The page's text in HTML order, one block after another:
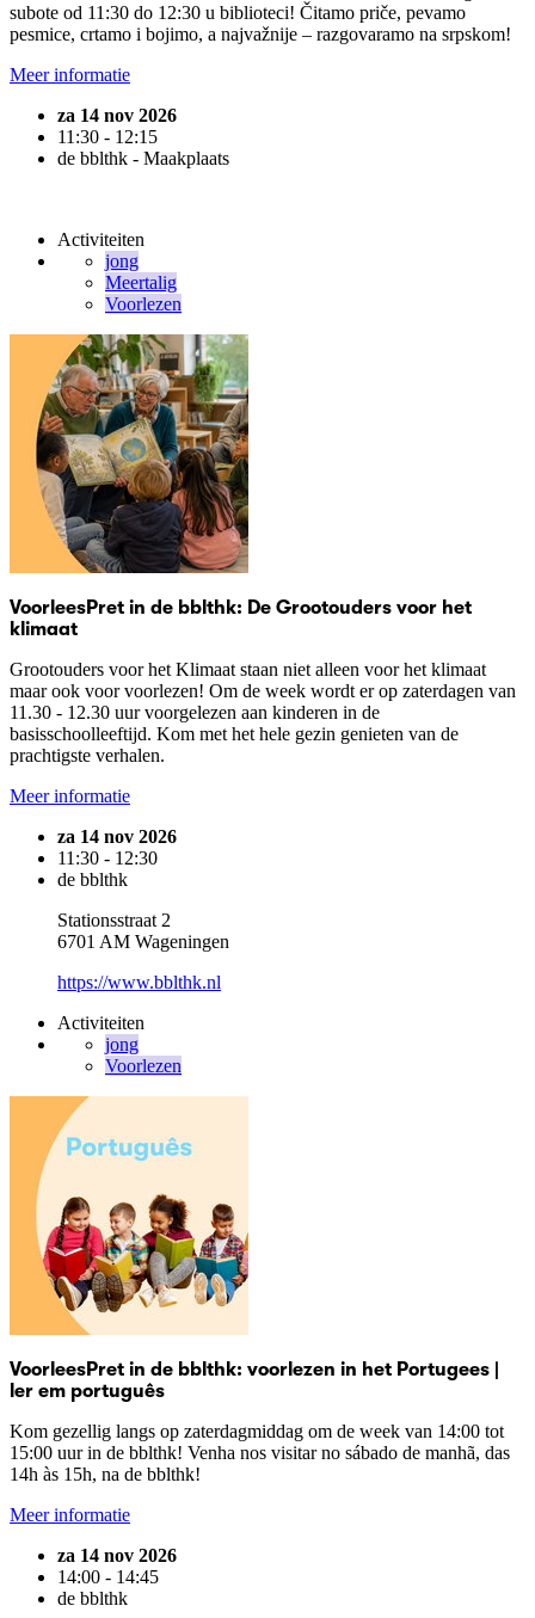
subote od 11:30 do 12:30 u biblioteci! Čitamo priče, pevamo
pesmice, crtamo i bojimo, a najvažnije – razgovaramo na srpskom!
Meer informatie
za 14 nov 2026
11:30 - 12:15
de bblthk - Maakplaats
Activiteiten
jong
Meertalig
Voorlezen
VoorleesPret in de bblthk: De Grootouders voor het
klimaat
Grootouders voor het Klimaat staan niet alleen voor het klimaat
maar ook voor voorlezen! Om de week wordt er op zaterdagen van
11.30 - 12.30 uur voorgelezen aan kinderen in de
basisschoolleeftijd. Kom met het hele gezin genieten van de
prachtigste verhalen.
Meer informatie
za 14 nov 2026
11:30 - 12:30
de bblthk
Stationsstraat 2
6701 AM Wageningen
https://www.bblthk.nl
Activiteiten
jong
Voorlezen
VoorleesPret in de bblthk: voorlezen in het Portugees |
ler em português
Kom gezellig langs op zaterdagmiddag om de week van 14:00 tot
15:00 uur in de bblthk! Venha nos visitar no sábado de manhã, das
14h às 15h, na de bblthk!
Meer informatie
za 14 nov 2026
14:00 - 14:45
de bblthk